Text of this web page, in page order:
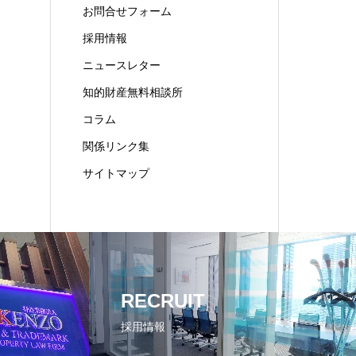
お問合せフォーム
採用情報
ニュースレター
知的財産無料相談所
コラム
関係リンク集
サイトマップ
RECRUIT
採用情報